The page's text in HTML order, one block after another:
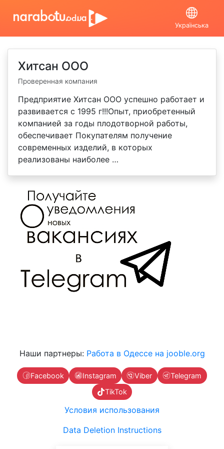
Українська
Хитсан ООО
Проверенная компания
Предприятие Хитсан ООО успешно работает и
развивается с 1995 г!!!Опыт, приобретенный
компанией за годы плодотворной работы,
обеспечивает Покупателям получение
современных изделий, в которых
реализованы наиболее …
Наши партнеры: Работа в Одессе на jooble.org
Facebook Instagram Viber
Telegram
TikTok
Условия использования
Data Deletion Instructions